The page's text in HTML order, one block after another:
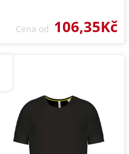
Cena od 106,35Kč